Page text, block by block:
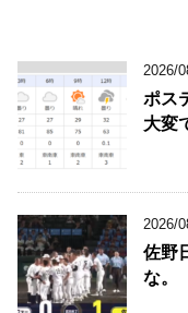
2026/
ポス
大変
2026/
佐野
な。